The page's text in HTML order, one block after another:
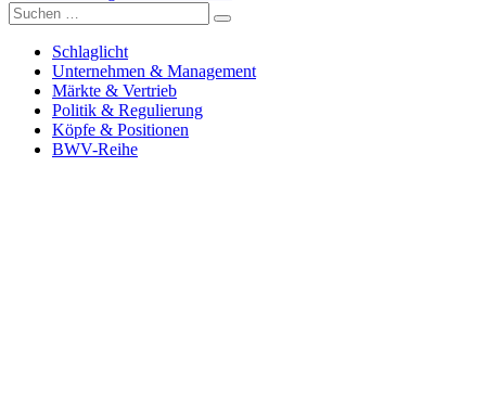
Versicherungswirtschaft-heute
Suche
nach:
Schlaglicht
Unternehmen & Management
Märkte & Vertrieb
Politik & Regulierung
Köpfe & Positionen
BWV-Reihe